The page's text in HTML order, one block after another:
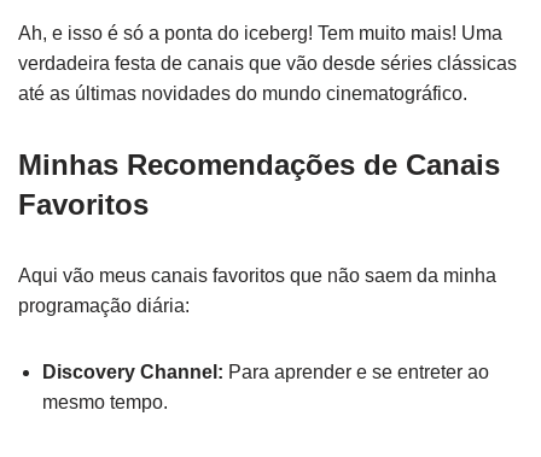
Ah, e isso é só a ponta do iceberg! Tem muito mais! Uma
verdadeira festa de canais que vão desde séries clássicas
até as últimas novidades do mundo cinematográfico.
Minhas Recomendações de Canais
Favoritos
Aqui vão meus canais favoritos que não saem da minha
programação diária:
Discovery Channel: Para aprender e se entreter ao
mesmo tempo.